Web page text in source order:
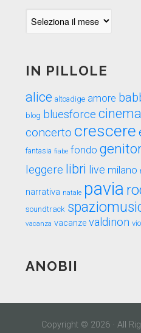
IN PILLOLE
alice altoadige amore
blog bluesforce cinema
concerto crescere
fantasia fiabe fondo
leggere libri live milano
narrativa natale pavia
soundtrack
vacanza vacanze valdinon
ANOBII
Copyright © 2026 · All